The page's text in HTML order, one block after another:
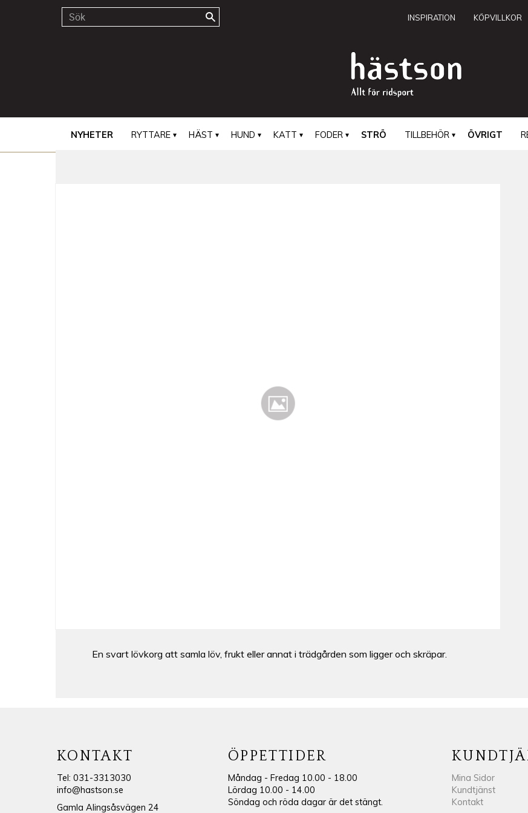
KÖPVILLKOR
INSPIRATION
NYHETER RYTTARE HÄST HUND KATT FODER STRÖ TILLBEHÖR ÖVRIGT
En svart lövkorg att samla löv, frukt eller annat i trädgården som ligger och skräpar.
KONTAKT
Tel: 031-3313030
info@hastson.se
Gamla Alingsåsvägen 24
ÖPPETTIDER
Måndag - Fredag 10.00 - 18.00
Lördag 10.00 - 14.00
Söndag och röda dagar är det stängt.
Mina Sidor
Kundtjänst
Kontakt